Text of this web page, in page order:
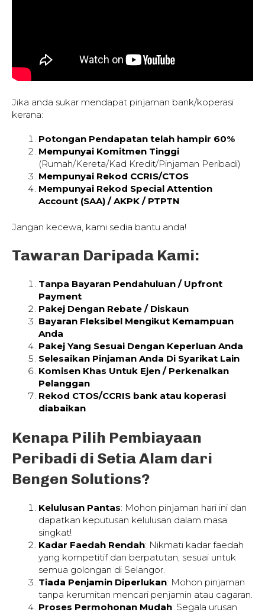
Jika anda sukar mendapat pinjaman bank/koperasi
kerana:
Potongan Pendapatan telah hampir 60%
Mempunyai Komitmen Tinggi
(Rumah/Kereta/Kad Kredit/Pinjaman Peribadi)
Mempunyai Rekod CCRIS/CTOS
Mempunyai Rekod Special Attention
Account (SAA) / AKPK / PTPTN
Jangan kecewa, kami sedia bantu anda!
Tawaran Daripada Kami:
Tanpa Bayaran Pendahuluan / Upfront
Payment
Pakej Dengan Rebate / Diskaun
Bayaran Fleksibel Mengikut Kemampuan
Anda
Pakej Yang Sesuai Dengan Keperluan Anda
Selesaikan Pinjaman Anda Di Syarikat Lain
Komisen Khas Untuk Ejen / Perkenalkan
Pelanggan
Rekod CTOS/CCRIS bank atau koperasi
diabaikan
Kenapa Pilih Pembiayaan
Peribadi di Setia Alam dari
Bengen Solutions?
Kelulusan Pantas: Mohon pinjaman hari ini dan
dapatkan keputusan kelulusan dalam masa
singkat!
Kadar Faedah Rendah: Nikmati kadar faedah
yang kompetitif dan berpatutan, sesuai untuk
semua golongan di Selangor.
Tiada Penjamin Diperlukan: Mohon pinjaman
tanpa kerumitan mencari penjamin atau cagaran.
Proses Permohonan Mudah: Segala urusan